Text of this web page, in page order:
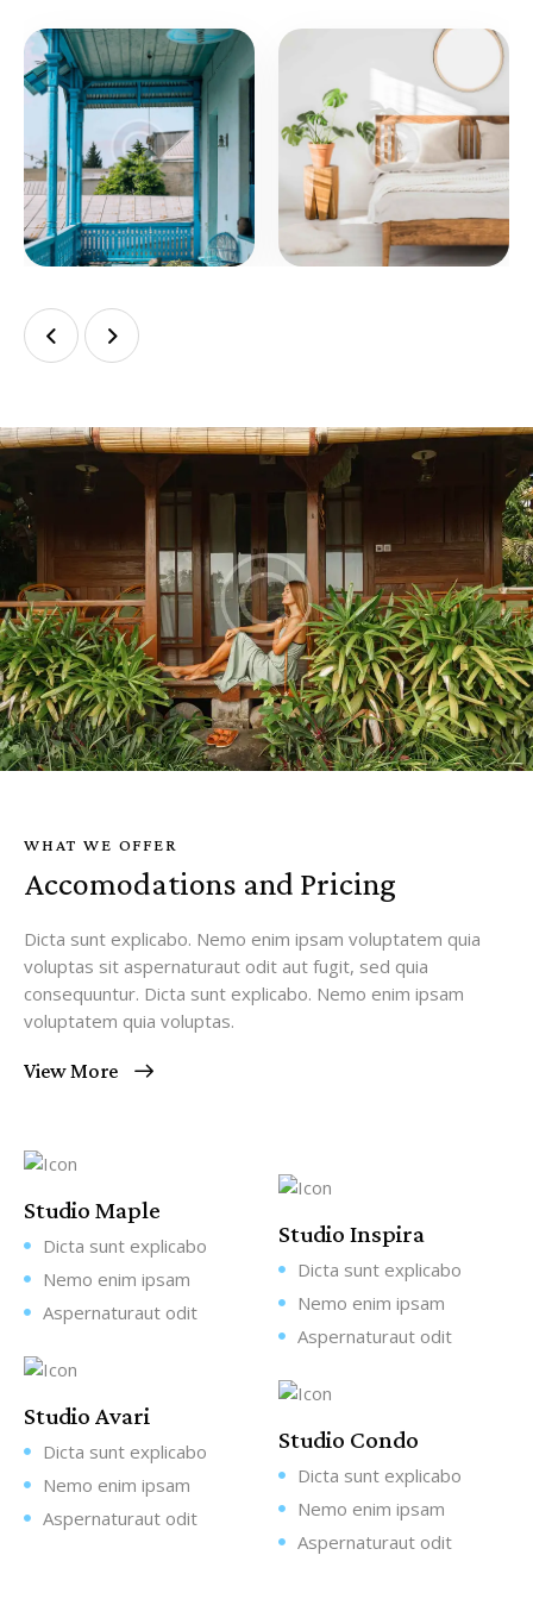
WHAT WE OFFER
Accomodations and Pricing
Dicta sunt explicabo. Nemo enim ipsam voluptatem quia
voluptas sit aspernaturaut odit aut fugit, sed quia
consequuntur. Dicta sunt explicabo. Nemo enim ipsam
voluptatem quia voluptas.
View More
Studio Maple
Dicta sunt explicabo
Nemo enim ipsam
Aspernaturaut odit
Studio Inspira
Dicta sunt explicabo
Nemo enim ipsam
Aspernaturaut odit
Studio Avari
Dicta sunt explicabo
Nemo enim ipsam
Aspernaturaut odit
Studio Condo
Dicta sunt explicabo
Nemo enim ipsam
Aspernaturaut odit